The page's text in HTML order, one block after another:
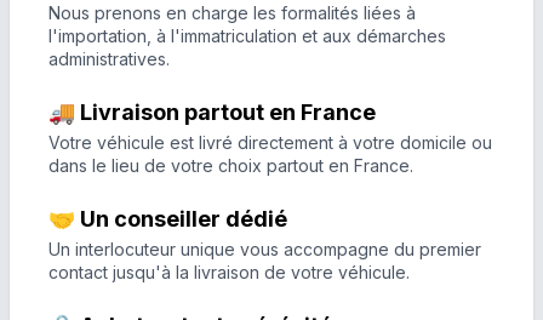
Nous prenons en charge les formalités liées à
l'importation, à l'immatriculation et aux démarches
administratives.
🚚 Livraison partout en France
Votre véhicule est livré directement à votre domicile ou
dans le lieu de votre choix partout en France.
🤝 Un conseiller dédié
Un interlocuteur unique vous accompagne du premier
contact jusqu'à la livraison de votre véhicule.